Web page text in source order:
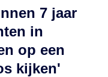
7 jaar
in
op een
kijken'